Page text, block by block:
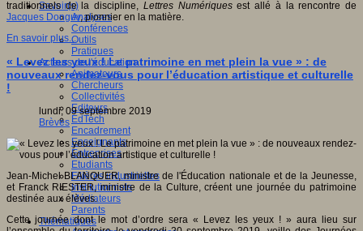
Savoir(s)
Analyses
Conférences
Outils
Pratiques
Acteurs de l'éducation
Animateurs
Chercheurs
Collectivités
Editeurs
EdTech
Encadrement
Enseignants
Entreprises
Etudiants
Filières industrielles
Institutionnels
Médiateurs
Parents
Thématiques
traditionnels de la discipline, Lettres Numériquesest allé à la rencontre de
Jacques Donguy, pionnier en la matière.
En savoir plus...
« Levez les yeux ! Le patrimoine en met plein la vue » : de
nouveaux rendez-vous pour l’éducation artistique et culturelle
!
lundi, 09 septembre 2019
Brèves
Jean-Michel BLANQUER, ministre de l'Éducation nationale et de la Jeunesse,
et Franck RIESTER, ministre de la Culture, créent une journée du patrimoine
destinée aux élèves.
Cette journée dont le mot d’ordre sera « Levez les yeux ! » aura lieu sur